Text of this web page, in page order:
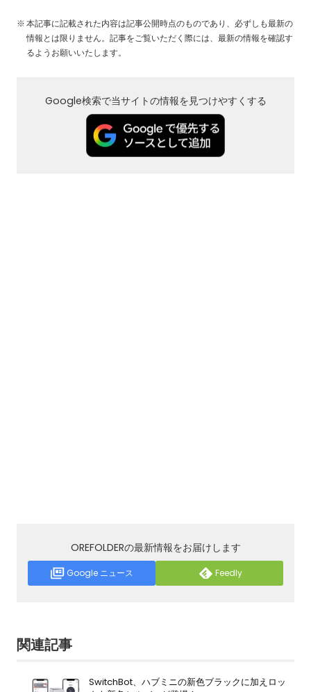
本記事に記載された内容は記事公開時点のものであり、必ずしも最新の
情報とは限りません。記事をご覧いただく際には、最新の情報を確認す
るようお願いいたします。
Google検索で当サイトの情報を見つけやすくする
OREFOLDERの最新情報をお届けします
Google ニュース Feedly
関連記事
SwitchBot、ハブミニの新色ブラックに加えロッ